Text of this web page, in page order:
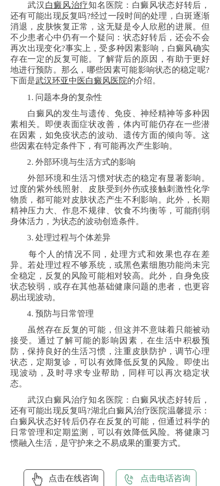
武汉 白癜风治疗知名医院：白癜风状态好转后，
还有可能出现反复吗?经过一段时间的处理，白斑逐渐
消退，皮肤恢复正常，这无疑是令人欣慰的进展。但
不少患者心中仍有一个疑问：状态好转后，还会不会
再次出现变化?事实上，受多种因素影响，白癜风确实
存在一定的反复可能。了解背后的原因，有助于更好
地进行预防。那么，哪些因素可能影响状态的稳定呢?
下面是武汉环亚中医白癜风医院的介绍。
1. 问题本身的复杂性
白癜风的发生与遗传、免疫、神经精神等多种因
素相关。即便表面症状改善，体内可能仍存在一些潜
在因素，如免疫状态的波动、遗传方面的倾向等。这
些因素在特定条件下，有可能再次产生影响。
2. 外部环境与生活方式的影响
外部环境和生活习惯对状态的稳定有显著影响。
过度的紫外线照射、皮肤受到外伤或接触刺激性化学
物质，都可能对皮肤状态产生不利影响。此外，长期
精神压力大、作息不规律、饮食不均衡等，可能削弱
身体活力，为状态的波动创造条件。
3. 处理过程与个体差异
每个人的情况不同，处理方式和效果也存在差
异。若处理过程不够系统，或黑色素细胞功能尚未完
全稳定，反复的风险可能相对较高。此外，自身免疫
状态较弱，或存在其他基础健康问题的患者，也更容
易出现波动。
4. 预防与日常管理
虽然存在反复的可能，但这并不意味着只能被动
接受。通过了解可能的影响因素，在生活中积极预
防，保持良好的生活习惯，注重皮肤防护，调节心理
状态，定期复诊，可以有效降低反复的风险。即使出
现波动，及时寻求专业帮助，同样可以再次稳定状
态。
武汉白癜风治疗知名医院：白癜风状态好转后，
还有可能出现反复吗?湖北白癜风治疗医院温馨提示：
白癜风状态好转后仍存在反复的可能，但通过科学的
日常管理和定期监测，可以有效降低风险。将健康习
惯融入生活，是守护来之不易成果的重要方式。
点击在线咨询 点击电话咨询